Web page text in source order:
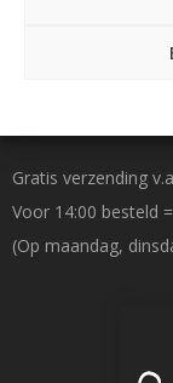
Betalen
Gratis verzending
Voor 14:00 besteld
(Op maandag,